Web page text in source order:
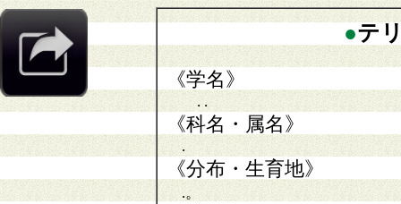
●テ
《学名》
. .
《科名・属名》
.
《分布・生育地》
.。